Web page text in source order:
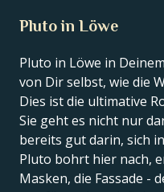
Pluto in Löwe
Pluto in Löwe in
von Dir selbst, wie die
Dies ist die ultimative
Sie geht es nicht nur
bereits gut darin, sich
Pluto bohrt hier nach,
Masken, die Fassade -